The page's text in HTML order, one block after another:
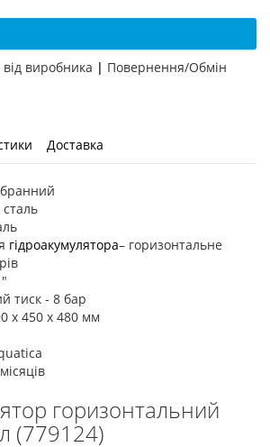
від виробника | Повернення/Обмін
Доставка
гідроакумулятора– горизонтальне
тиск - 8 бар
х 450 х 480 мм
горизонтальний
(779124)